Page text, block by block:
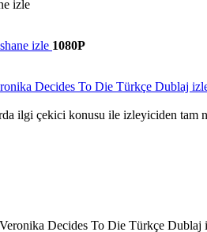
izle 1080P
Decides To Die Türkçe Dublaj
ilgi çekici konusu ile izleyiciden tam